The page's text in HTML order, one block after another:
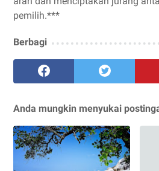
pemilih.***
Berbagi
Anda mungkin menyukai